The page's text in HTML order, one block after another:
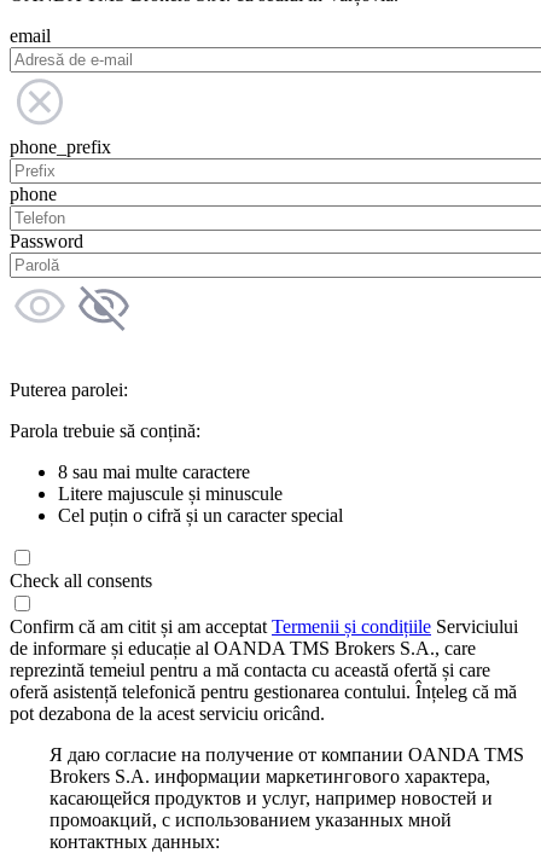
email
phone_prefix
phone
Password
Puterea parolei:
Parola trebuie să conțină:
8 sau mai multe caractere
Litere majuscule și minuscule
Cel puțin o cifră și un caracter special
Check all consents
Confirm că am citit și am acceptat Termenii și condițiile Serviciului
de informare și educație al OANDA TMS Brokers S.A., care
reprezintă temeiul pentru a mă contacta cu această ofertă și care
oferă asistență telefonică pentru gestionarea contului. Înțeleg că mă
pot dezabona de la acest serviciu oricând.
Я даю согласие на получение от компании OANDA TMS
Brokers S.A. информации маркетингового характера,
касающейся продуктов и услуг, например новостей и
промоакций, с использованием указанных мной
контактных данных: